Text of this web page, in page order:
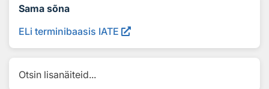
Sama sõna
ELi terminibaasis IATE
Otsin lisanäiteid...